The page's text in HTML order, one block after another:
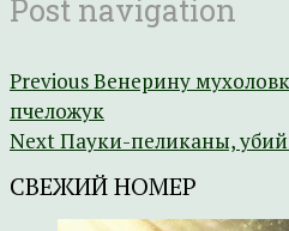
Post navigation
PreviousВенерину
пчеложук
NextПауки-пеликаны,
СВЕЖИЙ НОМЕР